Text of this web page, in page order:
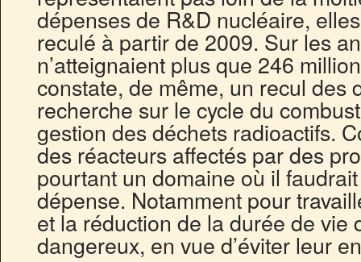
dépenses de R&D nucléaire,
reculé à partir de 2009. Sur les
n’atteignaient plus que 246
constate, de même, un recul des
recherche sur le cycle du
gestion des déchets radioactifs.
des réacteurs affectés par des
pourtant un domaine où il
dépense. Notamment pour
et la réduction de la durée de vie
dangereux, en vue d’éviter leur